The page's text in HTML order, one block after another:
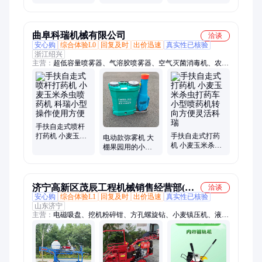
曲阜科瑞机械有限公司
洽谈
安心购
综合体验L0 回复及时 出价迅速
真实性已核验
浙江绍兴
主营： 超低容量喷雾器、气溶胶喷雾器、空气灭菌消毒机、农用
打药机、气溶胶消毒机、烟雾弥雾机、秸秆粉碎机、铡草揉丝机
手扶自走式喷杆
打药机 小麦玉米
电动款弥雾机 大
棚果园用的小型
手扶自走式打药
机 小麦玉米杀虫
济宁高新区茂辰工程机械销售经营部(个
体工商户)
洽谈
安心购
综合体验L1 回复及时 出价迅速
真实性已核验
山东济宁
主营： 电磁吸盘、挖机粉碎钳、方孔螺旋钻、小麦镇压机、液压
粉碎钳、方形钻孔机、玻璃安装机械手、板换加紧器、液压拔管
机、管道修复设备短管置换、移动式洗车槽、卷盘喷灌机、智能
张拉机、智能压浆设备、马路吹风机、吸粪车、电动扫地机、机
耕船、液压扳手、内壁喷涂器、中部取样器、玻璃吸盘、树叶收